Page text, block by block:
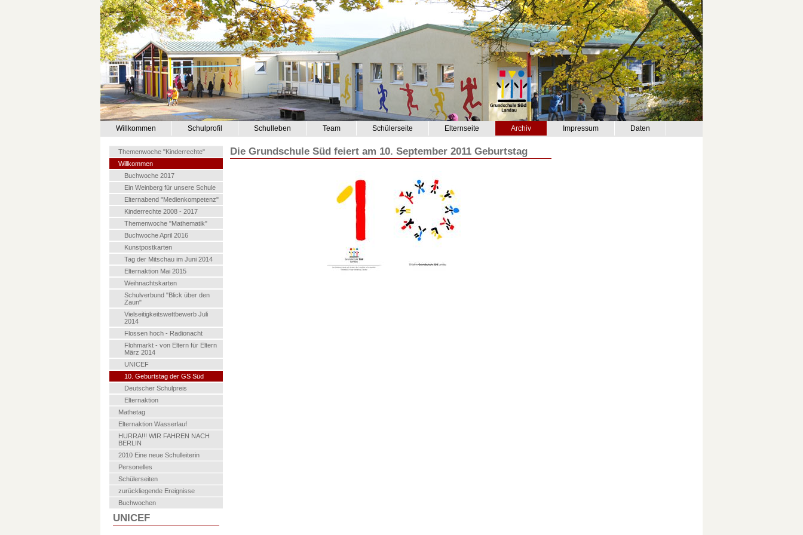
Willkommen Schulprofil Schulleben Team Schülerseite Elternseite Archiv Impressum Daten
Die Grundschule Süd feiert am 10. September 2011 Geburtstag
Themenwoche "Kinderrechte"
Willkommen
Buchwoche 2017
Ein Weinberg für unsere Schule
Elternabend "Medienkompetenz"
Kinderrechte 2008 - 2017
Themenwoche "Mathematik"
Buchwoche April 2016
Kunstpostkarten
Tag der Mitschau im Juni 2014
Elternaktion Mai 2015
Weihnachtskarten
Schulverbund "Blick über den
Zaun"
Vielseitigkeitswettbewerb Juli
2014
Flossen hoch - Radionacht
Flohmarkt - von Eltern für Eltern
März 2014
UNICEF
10. Geburtstag der GS Süd
Deutscher Schulpreis
Elternaktion
Mathetag
Elternaktion Wasserlauf
HURRA!!! WIR FAHREN NACH
BERLIN
2010 Eine neue Schulleiterin
Personelles
Schülerseiten
zurückliegende Ereignisse
Buchwochen
UNICEF